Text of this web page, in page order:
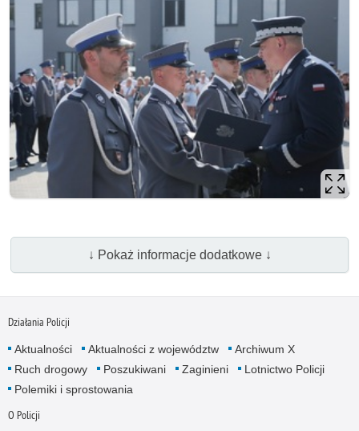
↓ Pokaż informacje dodatkowe ↓
Działania Policji
Aktualności Aktualności z województw
Archiwum X
Ruch drogowy
Poszukiwani Zaginieni
Lotnictwo Policji
Polemiki i sprostowania
O Policji